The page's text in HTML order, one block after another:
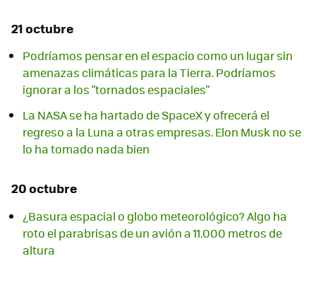
21 octubre
Podríamos pensar en el espacio como un lugar sin
amenazas climáticas para la Tierra. Podríamos
ignorar a los "tornados espaciales"
La NASA se ha hartado de SpaceX y ofrecerá el
regreso a la Luna a otras empresas. Elon Musk no se
lo ha tomado nada bien
20 octubre
¿Basura espacial o globo meteorológico? Algo ha
roto el parabrisas de un avión a 11.000 metros de
altura